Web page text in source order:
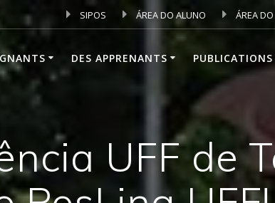
SIPOS ÁREA DO ALUNO ÁREA
DES APPRENANTS PUBLICATIONS
UFF de